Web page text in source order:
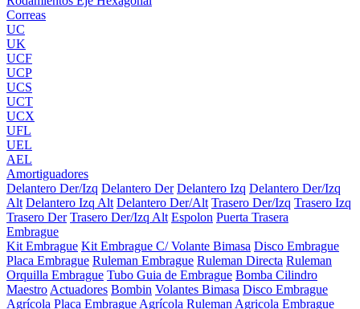
Correas
UC
UK
UCF
UCP
UCS
UCT
UCX
UFL
UEL
AEL
Amortiguadores
Delantero Der/Izq Delantero Der Delantero Izq Delantero Der/Izq
Alt Delantero Izq Alt Delantero Der/Alt Trasero Der/Izq Trasero Izq
Trasero Der Trasero Der/Izq Alt Espolon Puerta Trasera
Embrague
Kit Embrague Kit Embrague C/ Volante Bimasa Disco Embrague
Placa Embrague Ruleman Embrague Ruleman Directa Ruleman
Orquilla Embrague Tubo Guia de Embrague Bomba Cilindro
Maestro Actuadores Bombin Volantes Bimasa Disco Embrague
Agrícola Placa Embrague Agrícola Ruleman Agricola Embrague